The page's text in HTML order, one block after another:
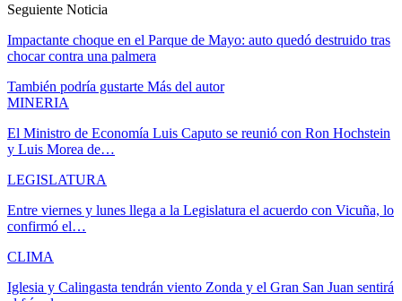
Seguiente Noticia
Impactante choque en el Parque de Mayo: auto quedó destruido tras
chocar contra una palmera
También podría gustarte Más del autor
MINERIA
El Ministro de Economía Luis Caputo se reunió con Ron Hochstein
y Luis Morea de…
LEGISLATURA
Entre viernes y lunes llega a la Legislatura el acuerdo con Vicuña, lo
confirmó el…
CLIMA
Iglesia y Calingasta tendrán viento Zonda y el Gran San Juan sentirá